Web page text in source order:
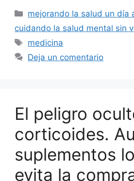
Categorías
mejorando la salud un día
cuidando la salud mental sin
Etiquetas
medicina
Deja un comentario
El peligro
corticoides.
suplementos
evita la